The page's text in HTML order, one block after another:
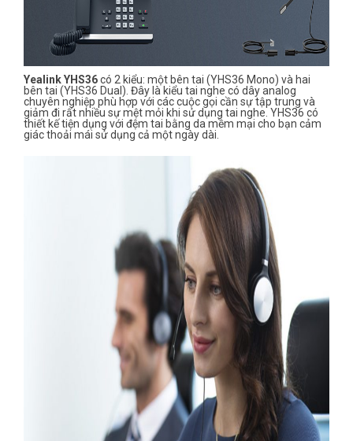
Yealink YHS36có 2 kiểu: một bên tai (YHS36 Mono) và hai
bên tai (YHS36 Dual). Đây là kiểu tai nghe có dây analog
chuyên nghiệp phù hợp với các cuộc gọi cần sự tập trung và
giảm đi rất nhiều sự mệt mỏi khi sử dụng tai nghe. YHS36 có
thiết kế tiện dụng với đệm tai bằng da mềm mại cho bạn cảm
giác thoải mái sử dụng cả một ngày dài.